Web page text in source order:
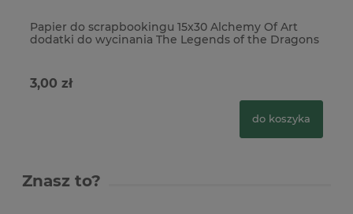
Papier do scrapbookingu 15x30 Alchemy Of Art
dodatki do wycinania The Legends of the Dragons
3,00 zł
do koszyka
Znasz to?